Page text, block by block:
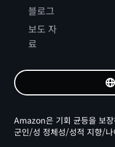
블로그
보도 자
료
Amazon은 기회 균등을 보
군인/성 정체성/성적 지향/나